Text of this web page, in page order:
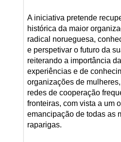
A iniciativa pretende
histórica da maior
radical norueguesa,
e perspetivar o futuro da
reiterando a importância
experiências e de
organizações de
redes de cooperação
fronteiras, com vista a um
emancipação de todas as
raparigas.